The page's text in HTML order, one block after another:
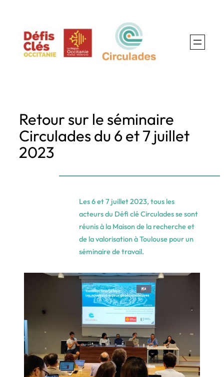
contenu
Retour sur le séminaire
Circulades du 6 et 7 juillet
2023
Les 6 et 7 juillet 2023, tous les
acteurs du Défi clé Circulades se sont
réunis à la Maison de la recherche et
de la valorisation à Toulouse pour un
séminaire de travail.